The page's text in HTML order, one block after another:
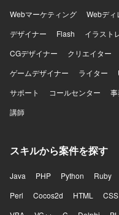
Webマーケティング
Webディ
デザイナー
Flash イラスト
CGデザイナー
クリエイター
ゲームデザイナー
ライター
サポート
コールセンター
講師
スキルから案件を探す
Java PHP Python Ruby
Perl
Cocos2d HTML CSS